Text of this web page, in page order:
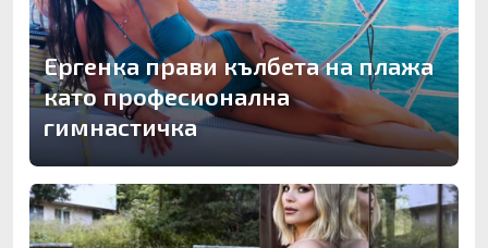
Ергенка прави кълбета на плажа
като професионална
гимнастичка